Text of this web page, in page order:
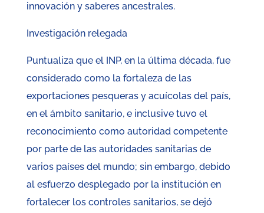
innovación y saberes ancestrales.
Investigación relegada
Puntualiza que el INP, en la última década, fue
considerado como la fortaleza de las
exportaciones pesqueras y acuícolas del país,
en el ámbito sanitario, e inclusive tuvo el
reconocimiento como autoridad competente
por parte de las autoridades sanitarias de
varios países del mundo; sin embargo, debido
al esfuerzo desplegado por la institución en
fortalecer los controles sanitarios, se dejó